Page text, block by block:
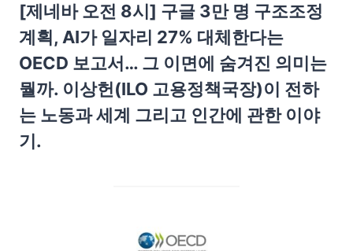
[제네바 오전 8시] 구글 3만 명 구조조정
계획, AI가 일자리 27% 대체한다는
OECD 보고서… 그 이면에 숨겨진 의미는
뭘까. 이상헌(ILO 고용정책국장)이 전하
는 노동과 세계 그리고 인간에 관한 이야
기.